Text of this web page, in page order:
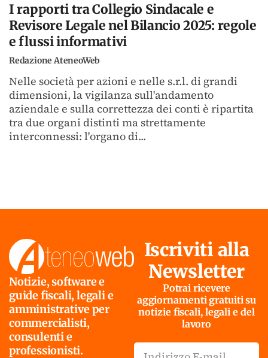
I rapporti tra Collegio Sindacale e
Revisore Legale nel Bilancio 2025: regole
e flussi informativi
Redazione AteneoWeb
Nelle società per azioni e nelle s.r.l. di grandi
dimensioni, la vigilanza sull'andamento
aziendale e sulla correttezza dei conti è ripartita
tra due organi distinti ma strettamente
interconnessi: l'organo di...
Notizie, software e
guide fiscali, legali e
amministrative per
commercialisti,
consulenti e
professionisti.
Iscriviti alla
Newsletter
Potrai ricevere
aggiornamenti gratuiti su
notizie fiscali, legali e del
lavoro